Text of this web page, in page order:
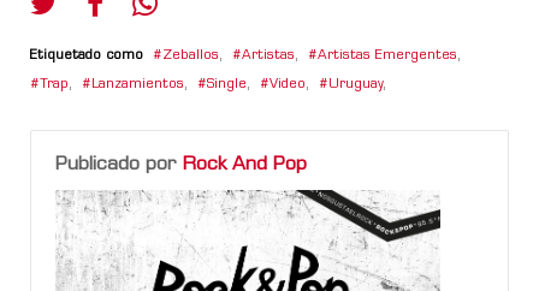
Etiquetado como Zeballos, Artistas, Artistas Emergentes,
Trap, Lanzamientos, Single, Video, Uruguay,
Publicado por Rock And Pop